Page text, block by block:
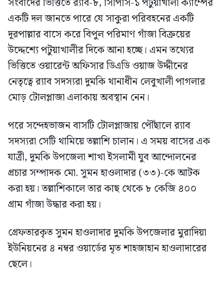
একটি দল জানতে পারে যে সাকুরা পরিবহনের একটি
দূরপাল্লার বাসে করে বিপুল পরিমাণ গাঁজা বিক্রয়ের
উদ্দেশ্যে পটুয়াখালীর দিকে আনা হচ্ছে। এমন তথ্যের
ভিত্তিতে ওয়ারেন্ট অফিসার ডিএডি ওয়াজ উদ্দীনের
নেতৃত্বে র‍্যাব সদস্যরা দুমকি থানাধীন লেবুখালী পাগলার
মোড় টোলপ্লাজা এলাকায় অবস্থান নেন।
পরে সন্দেহভাজন বাসটি টোলপ্লাজায় পৌঁছালে র‍্যাব
সদস্যরা সেটি থামিয়ে তল্লাশি চালান। এ সময় বাসের এক
যাত্রী, দুমকি উপজেলা শাখা ইসলামী যুব আন্দোলনের
প্রচার সম্পাদক মো. সুমন হাওলাদার (৩৩)-কে আটক
করা হয়। তল্লাশিকালে তার কাছ থেকে ৮ কেজি ৪০০
গ্রাম গাঁজা উদ্ধার করা হয়।
গ্রেফতারকৃত সুমন হাওলাদার দুমকি উপজেলার মুরাদিয়া
ইউনিয়নের ৪ নম্বর ওয়ার্ডের মৃত শাহজাহান হাওলাদারের
ছেলে।